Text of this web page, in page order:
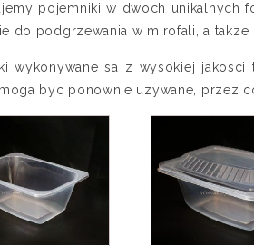
pojemniki w dwoch unikalnych
do podgrzewania w mirofali, a
wykonywane sa z wysokiej
byc ponownie uzywane, przez